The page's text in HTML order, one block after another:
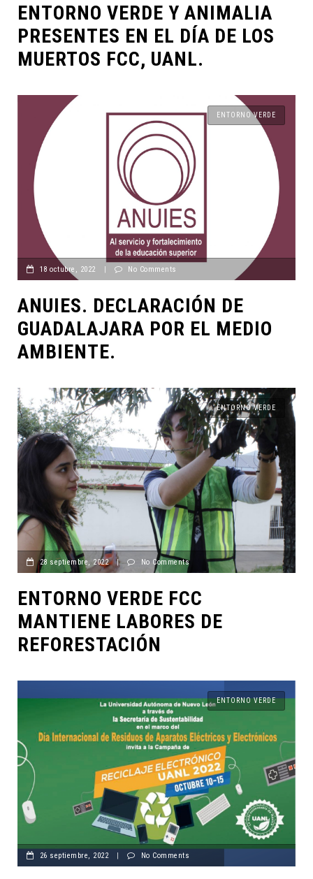
ENTORNO VERDE Y ANIMALIA
PRESENTES EN EL DÍA DE LOS
MUERTOS FCC, UANL.
ENTORNO VERDE
18 octubre, 2022 | No Comments
ANUIES. DECLARACIÓN DE
GUADALAJARA POR EL MEDIO
AMBIENTE.
ENTORNO VERDE
28 septiembre, 2022 | No Comments
ENTORNO VERDE FCC
MANTIENE LABORES DE
REFORESTACIÓN
ENTORNO VERDE
26 septiembre, 2022 | No Comments